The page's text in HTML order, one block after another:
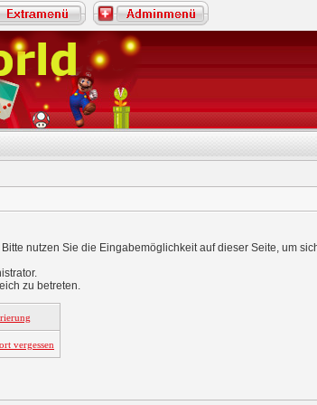
nutzen Sie die Eingabemöglichkeit auf dieser Seite, um
zu betreten.
vergessen